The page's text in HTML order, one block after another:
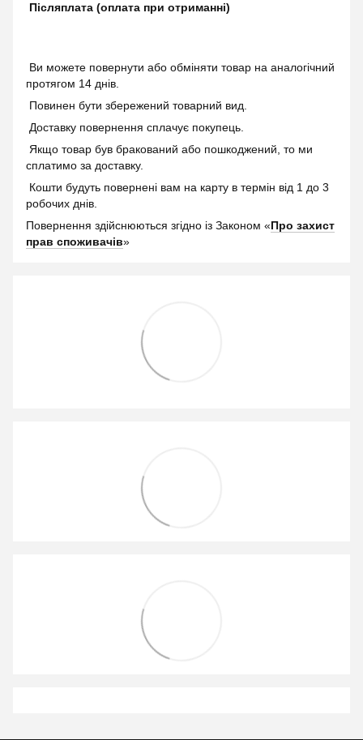
Післяплата (оплата при отриманні)
Ви можете повернути або обміняти товар на аналогічний
протягом 14 днів.
Повинен бути збережений товарний вид.
Доставку повернення сплачує покупець.
Якщо товар був бракований або пошкоджений, то ми
сплатимо за доставку.
Кошти будуть повернені вам на карту в термін від 1 до 3
робочих днів.
Повернення здійснюються згідно із Законом «Про захист
прав споживачів»